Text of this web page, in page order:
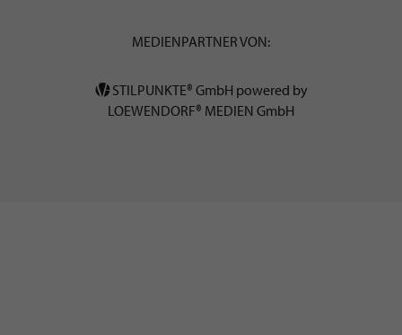
MEDIENPARTNER VON:
STILPUNKTE® GmbH powered by
LOEWENDORF® MEDIEN GmbH